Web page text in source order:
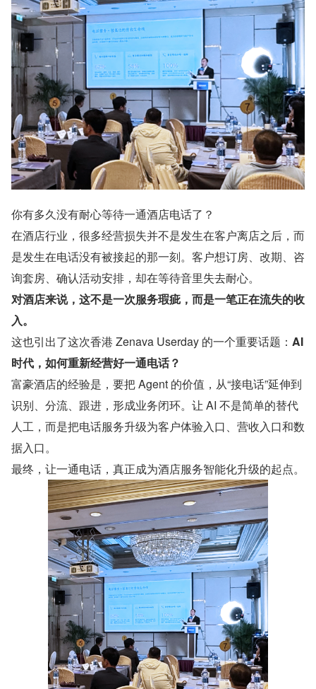
你有多久没有耐心等待一通酒店电话了？
在酒店行业，很多经营损失并不是发生在客户离店之后，而
是发生在电话没有被接起的那一刻。客户想订房、改期、咨
询套房、确认活动安排，却在等待音里失去耐心。
对酒店来说，这不是一次服务瑕疵，而是一笔正在流失的收
入。
这也引出了这次香港 Zenava Userday 的一个重要话题： AI
时代，如何重新经营好一通电话？
富豪酒店的经验是，要把 Agent 的价值，从“接电话”延伸到
识别、分流、跟进，形成业务闭环。让 AI 不是简单的替代
人工，而是把电话服务升级为客户体验入口、营收入口和数
据入口。
最终，让一通电话，真正成为酒店服务智能化升级的起点。